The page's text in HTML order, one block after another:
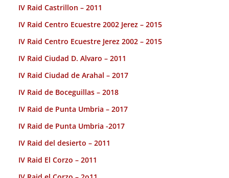
IV Raid Castrillon – 2011
IV Raid Centro Ecuestre 2002 Jerez – 2015
IV Raid Centro Ecuestre Jerez 2002 – 2015
IV Raid Ciudad D. Alvaro – 2011
IV Raid Ciudad de Arahal – 2017
IV Raid de Boceguillas – 2018
IV Raid de Punta Umbria – 2017
IV Raid de Punta Umbria -2017
IV Raid del desierto – 2011
IV Raid El Corzo – 2011